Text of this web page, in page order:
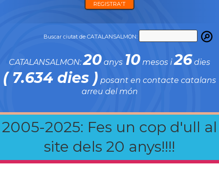
REGISTRA'T
Buscar ciutat de CATALANSALMON:
CATALANSALMON:20 anys 10 mesos i26 dies
( 7.634 dies ) posant en contacte catalans
arreu del món
2005-2025: Fes un cop d'ull al
site dels 20 anys!!!!